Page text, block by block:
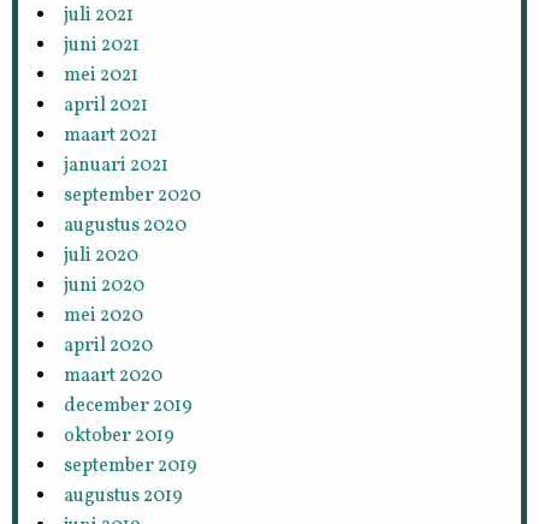
juli 2021
juni 2021
mei 2021
april 2021
maart 2021
januari 2021
september 2020
augustus 2020
juli 2020
juni 2020
mei 2020
april 2020
maart 2020
december 2019
oktober 2019
september 2019
augustus 2019